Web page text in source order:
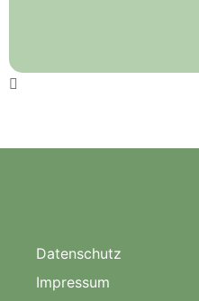
Datenschutz
Impressum